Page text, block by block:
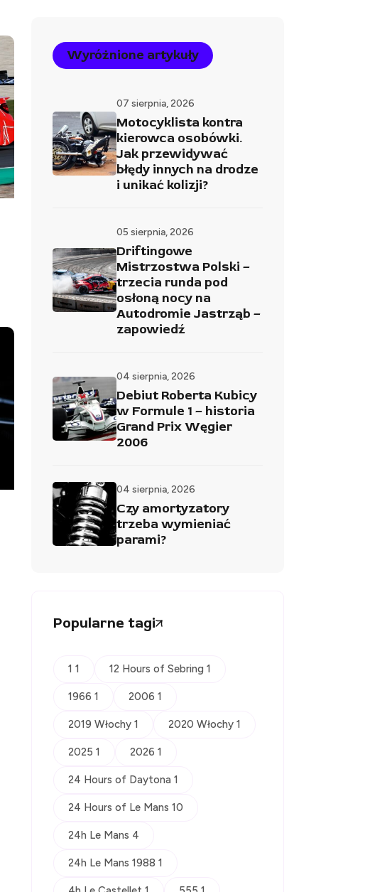
Wyróżnione artykuły
07 sierpnia, 2026
Motocyklista kontra
kierowca osobówki.
Jak przewidywać
błędy innych na drodze
i unikać kolizji?
05 sierpnia, 2026
Driftingowe
Mistrzostwa Polski –
trzecia runda pod
osłoną nocy na
Autodromie Jastrząb –
zapowiedź
04 sierpnia, 2026
Debiut Roberta Kubicy
w Formule 1 – historia
Grand Prix Węgier
2006
04 sierpnia, 2026
Czy amortyzatory
trzeba wymieniać
parami?
Popularne tagi
1 1 12 Hours of Sebring 1
1966 1 2006 1
2019 Włochy 1 2020 Włochy 1
2025 1 2026 1
24 Hours of Daytona 1
24 Hours of Le Mans 10
24h Le Mans 4
24h Le Mans 1988 1